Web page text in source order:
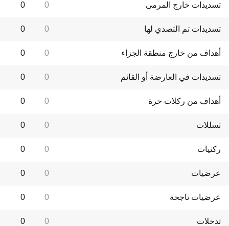
تسديدات خارج المرمى 0
0
تسديدات تم التصدي لها 0
0
أهداف من خارج منطقة الجزاء 0
0
تسديدات في العارضة أو القائم 0
0
أهداف من ركلات حرة 0
0
تسللات 0
0
ركنيات 0
0
عرضيات 0
0
عرضيات ناجحة 0
0
تدخلات 0
0